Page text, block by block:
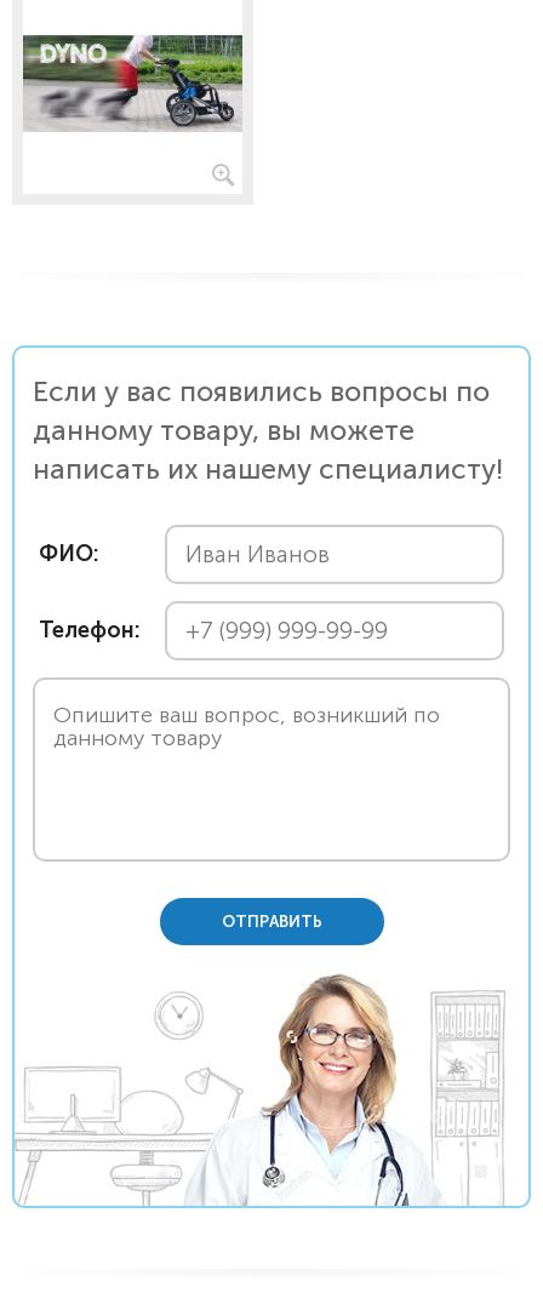
Если у вас появились вопросы по
данному товару, вы можете
написать их нашему специалисту!
ФИО:
Телефон:
ОТПРАВИТЬ